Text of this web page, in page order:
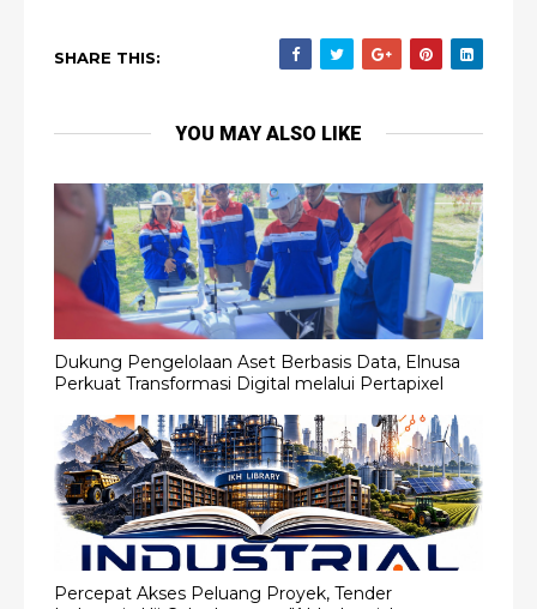
SHARE THIS:
YOU MAY ALSO LIKE
Dukung Pengelolaan Aset Berbasis Data, Elnusa
Perkuat Transformasi Digital melalui Pertapixel
Percepat Akses Peluang Proyek, Tender